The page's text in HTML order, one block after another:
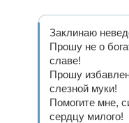
Заклинаю
Прошу не о
славе!
Прошу
слезной муки!
Помогите мне,
сердцу милого!